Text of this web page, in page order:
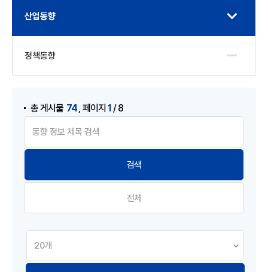
산업동향
정책동향
총 게시물 74 ,페이지1/ 8
전체